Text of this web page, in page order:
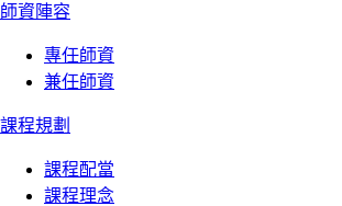
師資陣容
專任師資
兼任師資
課程規劃
課程配當
課程理念